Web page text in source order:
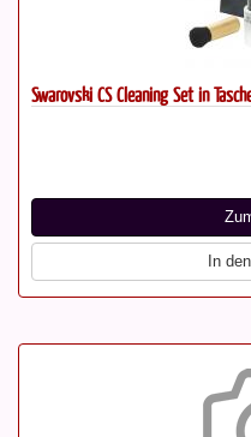
Swarovski CS Cleaning Set in
In